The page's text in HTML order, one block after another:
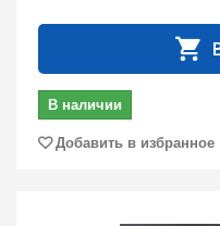
В наличии
Добавить в избранное